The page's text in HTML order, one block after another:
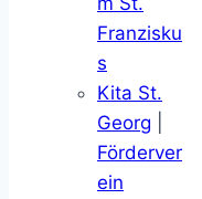
Franzisku
s
Kita St.
Georg
Förderver
ein